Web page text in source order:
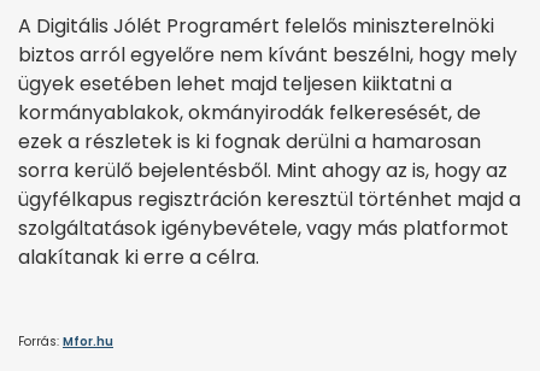
A Digitális Jólét Programért felelős miniszterelnöki
biztos arról egyelőre nem kívánt beszélni, hogy mely
ügyek esetében lehet majd teljesen kiiktatni a
kormányablakok, okmányirodák felkeresését, de
ezek a részletek is ki fognak derülni a hamarosan
sorra kerülő bejelentésből. Mint ahogy az is, hogy az
ügyfélkapus regisztráción keresztül történhet majd a
szolgáltatások igénybevétele, vagy más platformot
alakítanak ki erre a célra.
Forrás: Mfor.hu